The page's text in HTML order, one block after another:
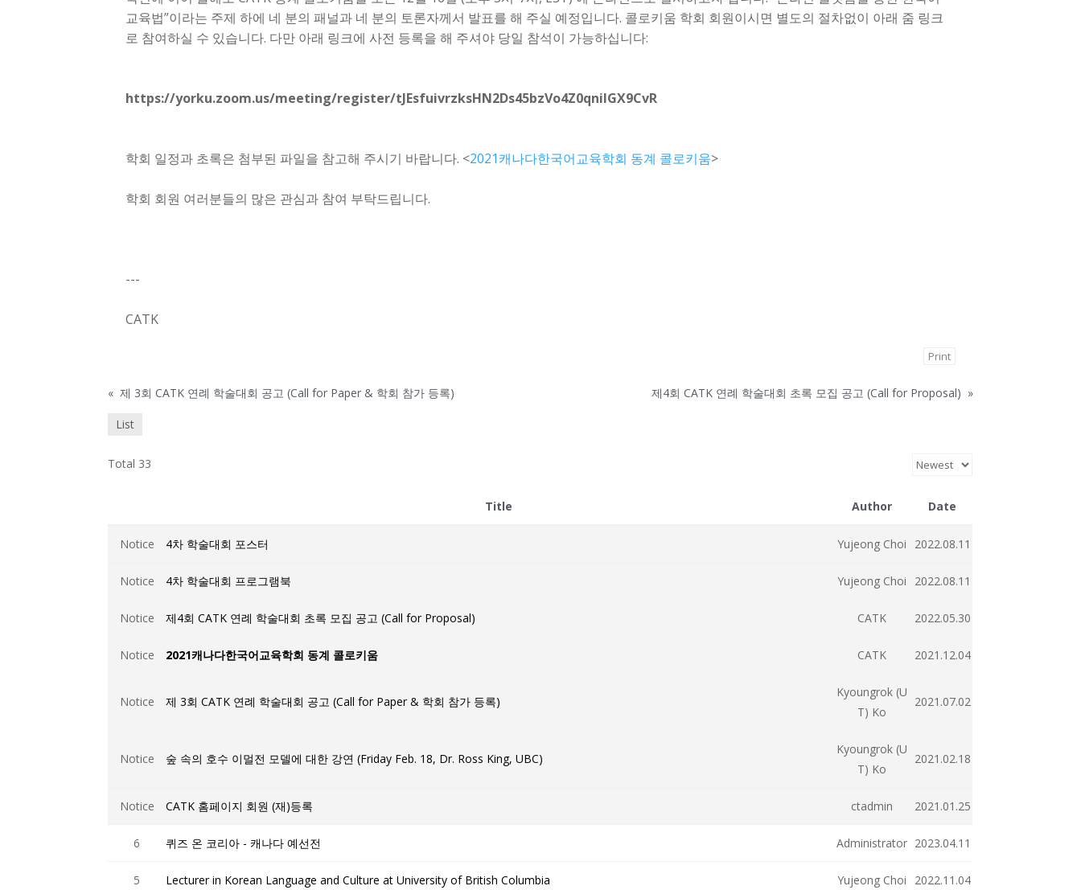
교육법”이라는 주제 하에 네 분의 패널과 네 분의 토론자께서 발표를 해 주실 예정입니다. 콜로키움 학회 회원이시면 별도의 절차없이 아래 줌 링크
로 참여하실 수 있습니다. 다만 아래 링크에 사전 등록을 해 주셔야 당일 참석이 가능하십니다:
https://yorku.zoom.us/meeting/register/tJEsfuivrzksHN2Ds45bzVo4Z0qnilGX9CvR
학회 일정과 초록은 첨부된 파일을 참고해 주시기 바랍니다. <2021캐나다한국어교육학회 동계 콜로키움>
학회 회원 여러분들의 많은 관심과 참여 부탁드립니다.
---
CATK
Print
« 제 3회 CATK 연례 학술대회 공고 (Call for Paper & 학회 참가 등록) 제4회 CATK 연례 학술대회 초록 모집 공고 (Call for Proposal) »
List
Total 33
Title Author Date
Notice 4차 학술대회 포스터 Yujeong Choi 2022.08.11
Notice 4차 학술대회 프로그램북 Yujeong Choi 2022.08.11
Notice 제4회 CATK 연례 학술대회 초록 모집 공고 (Call for Proposal) CATK 2022.05.30
Notice 2021캐나다한국어교육학회 동계 콜로키움 CATK 2021.12.04
Notice 제 3회 CATK 연례 학술대회 공고 (Call for Paper & 학회 참가 등록)
Kyoungrok (U
T) Ko
2021.07.02
Notice 숲 속의 호수 이멀전 모델에 대한 강연 (Friday Feb. 18, Dr. Ross King, UBC)
Kyoungrok (U
T) Ko
2021.02.18
Notice CATK 홈페이지 회원 (재)등록 ctadmin 2021.01.25
6 퀴즈 온 코리아 - 캐나다 예선전 Administrator 2023.04.11
5 Lecturer in Korean Language and Culture at University of British Columbia Yujeong Choi 2022.11.04